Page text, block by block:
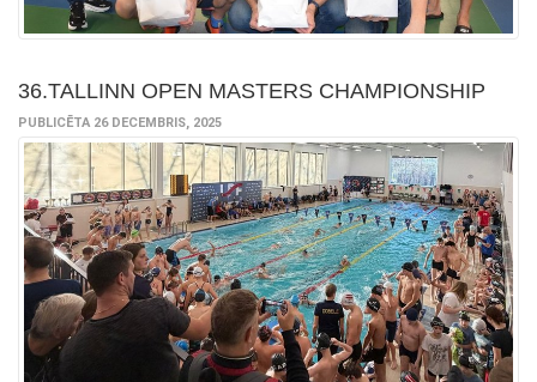
36.TALLINN OPEN MASTERS CHAMPIONSHIP
PUBLICĒTA 26 DECEMBRIS, 2025